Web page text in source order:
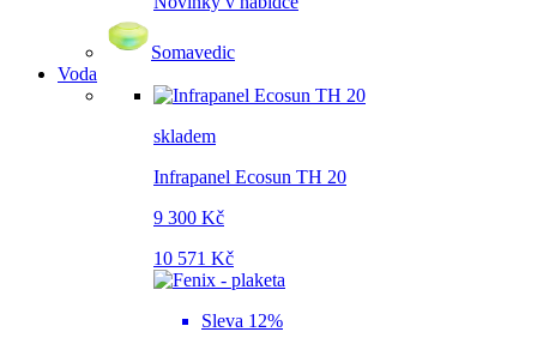
Somavedic
Voda
skladem
Infrapanel Ecosun TH 20
9 300 Kč
10 571 Kč
Sleva 12%